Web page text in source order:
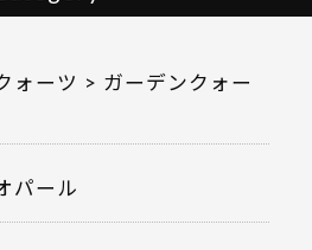
ォーツ > ガーデンクォー
パール